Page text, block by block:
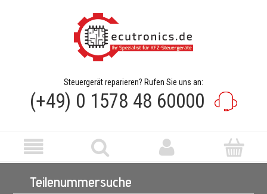
Steuergerät reparieren? Rufen Sie uns an:
(+49) 0 1578 48 60000
Teilenummersuche